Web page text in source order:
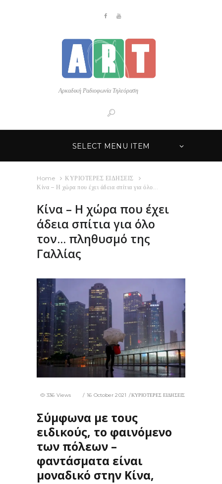
Αρκαδική Ραδιοφωνία Τηλεόραση
SELECT MENU ITEM
Home
ΚΥΡΙΟΤΕΡΕΣ ΕΙΔΗΣΕΙΣ
Κίνα – Η χώρα που έχει άδεια σπίτια για όλο...
Κίνα – Η χώρα που έχει
άδεια σπίτια για όλο
τον… πληθυσμό της
Γαλλίας
16 October 2021 ΚΥΡΙΟΤΕΡΕΣ ΕΙΔΗΣΕΙΣ
336 Views
Σύμφωνα με τους
ειδικούς, το φαινόμενο
των πόλεων –
φαντάσματα είναι
μοναδικό στην Κίνα,